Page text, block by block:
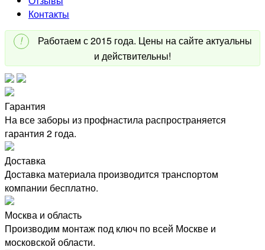
Контакты
!
Работаем с 2015 года. Цены на сайте актуальны
и действительны!
Гарантия
На все заборы из профнастила распространяется
гарантия 2 года.
Доставка
Доставка материала производится транспортом
компании бесплатно.
Москва и область
Производим монтаж под ключ по всей Москве и
московской области.